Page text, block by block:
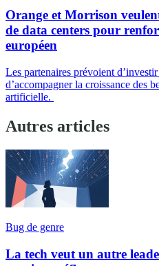
Orange et Morrison
de data centers pour
européen
Les partenaires prévoient
d’accompagner la croissance des
artificielle.
Autres articles
Bug de genre
La tech veut un autre